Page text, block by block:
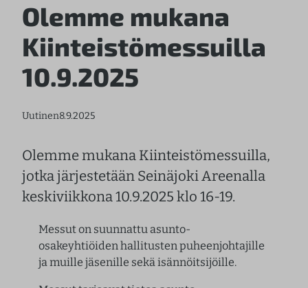
Olemme mukana
Kiinteistömessuilla
10.9.2025
Uutinen8.9.2025
Olemme mukana Kiinteistömessuilla,
jotka järjestetään Seinäjoki Areenalla
keskiviikkona 10.9.2025 klo 16-19.
Messut on suunnattu asunto-
osakeyhtiöiden hallitusten puheenjohtajille
ja muille jäsenille sekä isännöitsijöille.